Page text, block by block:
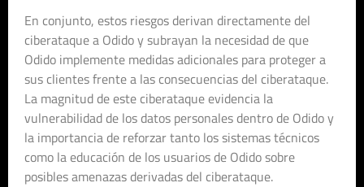
En conjunto, estos riesgos derivan directamente del
ciberataque a Odido y subrayan la necesidad de que
Odido implemente medidas adicionales para proteger a
sus clientes frente a las consecuencias del ciberataque.
La magnitud de este ciberataque evidencia la
vulnerabilidad de los datos personales dentro de Odido y
la importancia de reforzar tanto los sistemas técnicos
como la educación de los usuarios de Odido sobre
posibles amenazas derivadas del ciberataque.